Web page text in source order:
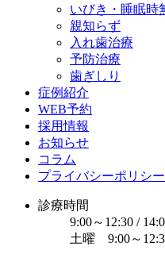
いびき・睡眠時
親知らず
入れ歯治療
予防治療
歯ぎしり
症例紹介
WEB予約
採用情報
お知らせ
コラム
プライバシーポリシー
診療時間
9:00～12:30 /
土曜 9:00～